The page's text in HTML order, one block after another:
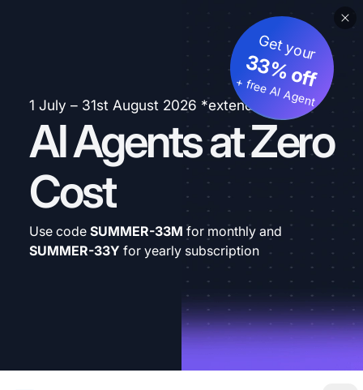
1 July – 31st August 2026 *extended
AI Agents at Zero
Cost
Get your
33% off
+ free AI Agent
Use code SUMMER-33M for monthly and
SUMMER-33Y for yearly subscription